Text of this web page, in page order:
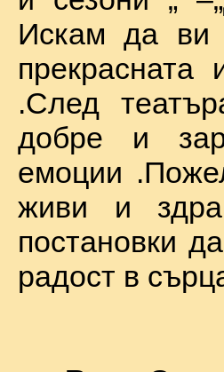
Искам да ви
прекрасната
.След
добре и
емоции
живи и
постановки
радост в